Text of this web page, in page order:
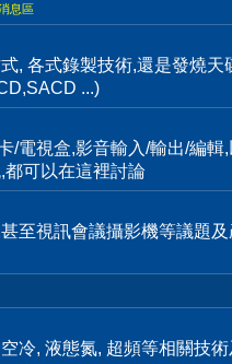
息區
, 各式錄製技術,還是發燒
...)
/電視盒,影音輸入/輸出/編輯
都可以在這裡討論
至視訊會議攝影機等議題
冷, 液態氮, 超頻等相關技